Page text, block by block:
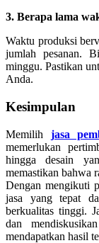
3. Berapa lama
Waktu produksi
jumlah pesanan.
minggu. Pastikan
Anda.
Kesimpulan
Memilih jasa
memerlukan
hingga desain
memastikan bahwa
Dengan mengikuti
jasa yang tepat
berkualitas tinggi.
dan
mendapatkan hasil